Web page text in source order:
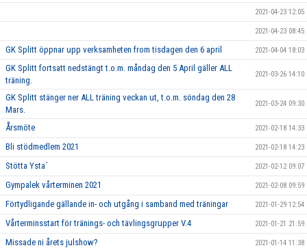
2021-04-23 12:05
2021-04-23 08:45
GK Splitt öppnar upp verksamheten from tisdagen den 6 april 2021-04-04 18:03
GK Splitt fortsatt nedstängt t.o.m. måndag den 5 April gäller ALL
träning.
2021-03-26 14:10
GK Splitt stänger ner ALL träning veckan ut, t.o.m. söndag den 28
Mars.
2021-03-24 09:30
Årsmöte 2021-02-18 14:33
Bli stödmedlem 2021 2021-02-18 14:23
Stötta Ysta´ 2021-02-12 09:07
Gympalek vårterminen 2021 2021-02-08 09:59
Förtydligande gällande in- och utgång i samband med träningar 2021-01-29 12:54
Vårterminsstart för tränings- och tävlingsgrupper V.4 2021-01-21 21:59
Missade ni årets julshow? 2021-01-14 11:38